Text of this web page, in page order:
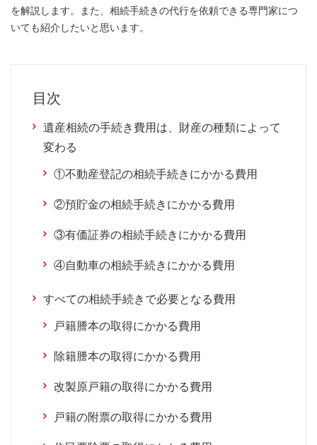
を解説します。また、相続手続きの代行を依頼できる専門家につ
いても紹介したいと思います。
目次
遺産相続の手続き費用は、財産の種類によって
変わる
①不動産登記の相続手続きにかかる費用
②預貯金の相続手続きにかかる費用
③有価証券の相続手続きにかかる費用
④自動車の相続手続きにかかる費用
すべての相続手続きで必要となる費用
戸籍謄本の取得にかかる費用
除籍謄本の取得にかかる費用
改製原戸籍の取得にかかる費用
戸籍の附票の取得にかかる費用